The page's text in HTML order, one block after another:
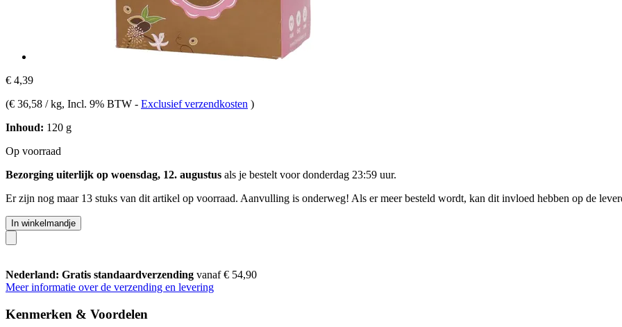
€ 4,39
(€ 36,58 / kg, Incl. 9% BTW - Exclusief verzendkosten )
Inhoud: 120 g
Op voorraad
Bezorging uiterlijk op woensdag, 12. augustus als je bestelt voordonderdag 23:59 uur.
Er zijn nog maar 13 stuks van dit artikel op voorraad. Aanvulling is onderweg! Als er meer besteld wordt, kan dit invloed hebben op de
In winkelmandje
Nederland: Gratis standaardverzending vanaf € 54,90
Meer informatie over de verzending en levering
Kenmerken & Voordelen